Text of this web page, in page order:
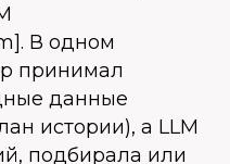
В одном
принимал
данные
истории), а LLM
подбирала или